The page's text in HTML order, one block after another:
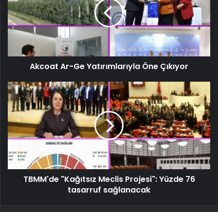
Akcoat Ar-Ge Yatırımlarıyla Öne Çıkıyor
TBMM'de "Kağıtsız Meclis Projesi": Yüzde 76
tasarruf sağlanacak